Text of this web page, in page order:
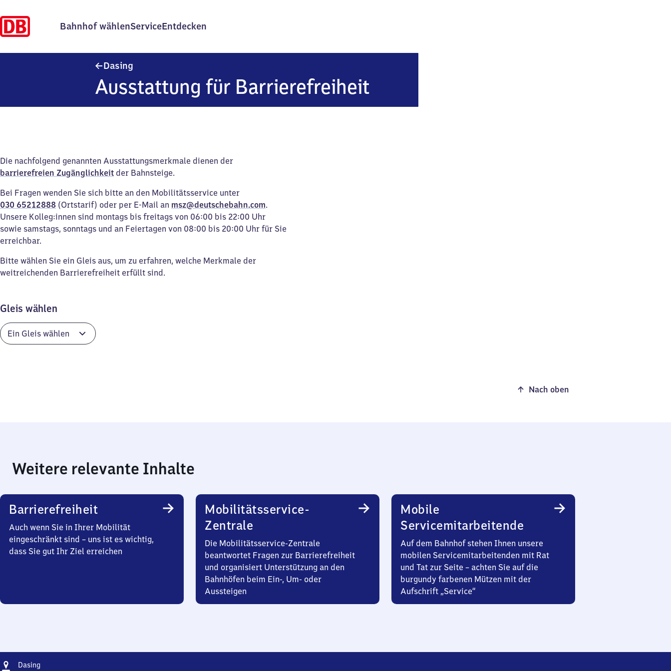
Bahnhof wählenServiceEntdecken
Dasing
Ausstattung für Barrierefreiheit
Die nachfolgend genannten Ausstattungsmerkmale dienen der
barrierefreien Zugänglichkeit der Bahnsteige.
Bei Fragen wenden Sie sich bitte an den Mobilitätsservice unter
030 65212888 (Ortstarif) oder per E-Mail an msz@deutschebahn.com.
Unsere Kolleg:innen sind montags bis freitags von 06:00 bis 22:00 Uhr
sowie samstags, sonntags und an Feiertagen von 08:00 bis 20:00 Uhr für Sie
erreichbar.
Bitte wählen Sie ein Gleis aus, um zu erfahren, welche Merkmale der
weitreichenden Barrierefreiheit erfüllt sind.
Gleis wählen
Nach oben
Weitere relevante Inhalte
Barrierefreiheit
Auch wenn Sie in Ihrer Mobilität
eingeschränkt sind – uns ist es wichtig,
dass Sie gut Ihr Ziel erreichen
Mobilitätsservice-
Zentrale
Die Mobilitätsservice-Zentrale
beantwortet Fragen zur Barrierefreiheit
und organisiert Unterstützung an den
Bahnhöfen beim Ein-, Um- oder
Aussteigen
Mobile
Servicemitarbeitende
Auf dem Bahnhof stehen Ihnen unsere
mobilen Servicemitarbeitenden mit Rat
und Tat zur Seite – achten Sie auf die
burgundy farbenen Mützen mit der
Aufschrift „Service“
Adresse
Dasing